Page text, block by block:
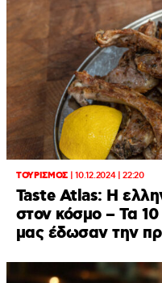
ΤΟΥΡΙΣΜΟΣ| 10.12.2024 | 22:20
Taste Atlas: Η
στον κόσμο – Τα
μας έδωσαν την